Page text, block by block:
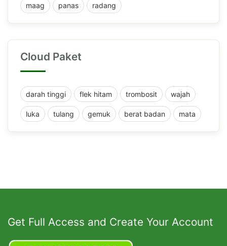
maag panas radang
Cloud Paket
darah tinggi flek hitam trombosit wajah
luka tulang gemuk berat badan mata
Get Full Access and Create Your Account